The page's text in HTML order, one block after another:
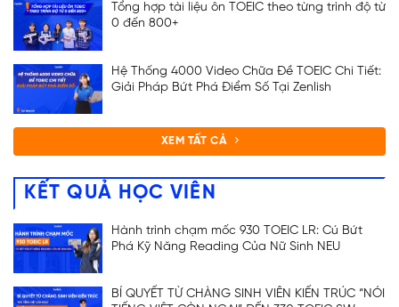
Tổng hợp tài liệu ôn TOEIC theo từng trình độ từ
0 đến 800+
Hệ Thống 4000 Video Chữa Đề TOEIC Chi Tiết:
Giải Pháp Bứt Phá Điểm Số Tại Zenlish
XEM TẤT CẢ
KẾT QUẢ HỌC VIÊN
Hành trình chạm mốc 930 TOEIC LR: Cú Bứt
Phá Kỹ Năng Reading Của Nữ Sinh NEU
BÍ QUYẾT TỪ CHÀNG SINH VIÊN KIẾN TRÚC “NÓI